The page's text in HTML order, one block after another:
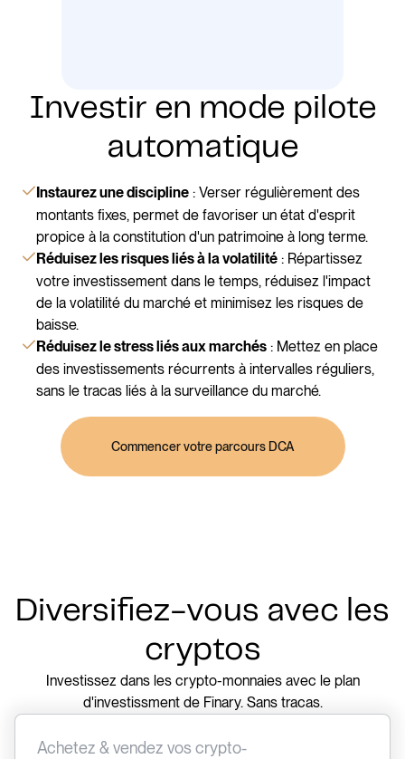
Investir en mode pilote
automatique
Réduisez le stress liés aux marchés : Mettez en place
des investissements récurrents à intervalles réguliers,
sans le tracas liés à la surveillance du marché.
Réduisez les risques liés à la volatilité : Répartissez
votre investissement dans le temps, réduisez l'impact
de la volatilité du marché et minimisez les risques de
baisse.
Instaurez une discipline : Verser régulièrement des
montants fixes, permet de favoriser un état d'esprit
propice à la constitution d'un patrimoine à long terme.
Commencer votre parcours DCA
Diversifiez-vous avec les
cryptos
Investissez dans les crypto-monnaies avec le plan
d'investissment de Finary. Sans tracas.
Achetez & vendez vos crypto-